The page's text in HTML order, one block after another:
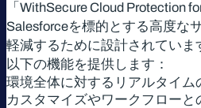
「WithSecure Cloud Protection
Salesforceを標的とする高度な
軽減するために設計されていま
以下の機能を提供します：
環境全体に対するリアルタイム
カスタマイズやワークフローと